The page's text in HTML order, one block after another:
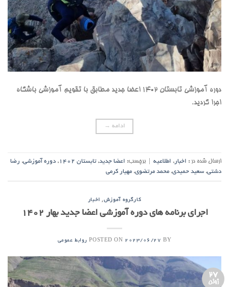
دوره آموزشی تابستان 1402 اعضا جدید مطابق با تقویم آموزشی باشگاه
اجرا گردید.
ادامه →
ارسال شده در : اخبار , اطلاعیه برچسب: اعضا جدید,تابستان 1402 , دوره آموزشی, رضا
دشتی, سعید حمیدی, محمد مرتضوی, مهیار کرمی
کارگروه آموزش, اخبار
اجرای برنامه های دوره آموزشی اعضا جدید بهار 1402
POSTED ON 2023/06/27 BY روابط عمومی
27
ژوئن